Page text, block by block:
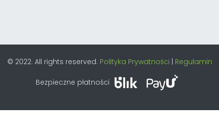
© 2022. All rights reserved. Polityka Prywatności | Regulamin
Bezpieczne płatności